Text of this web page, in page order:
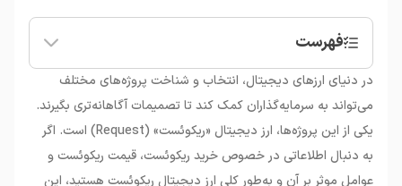
فهرست
• ریکوئست (Request) چیست؟
• ارز دیجیتال ریکوئست (REQ) چیست؟
•
مزایای استفاده از ریکوئست
• نحوه کارکرد پلتفرم ریکوئست
•قیمت ریکوئست و عوامل موثر بر آن
در دنیای ارزهای دیجیتال، انتخاب و شناخت پروژه‌های مختلف
می‌تواند به سرمایه‌گذاران کمک کند تا تصمیمات آگاهانه‌تری بگیرند.
یکی از این پروژه‌ها، ارز دیجیتال «ریکوئست» (Request) است. اگر
به دنبال اطلاعاتی در خصوص خرید ریکوئست، قیمت ریکوئست و
عوامل موثر بر آن و به‌طور کلی ارز دیجیتال ریکوئست هستید، این